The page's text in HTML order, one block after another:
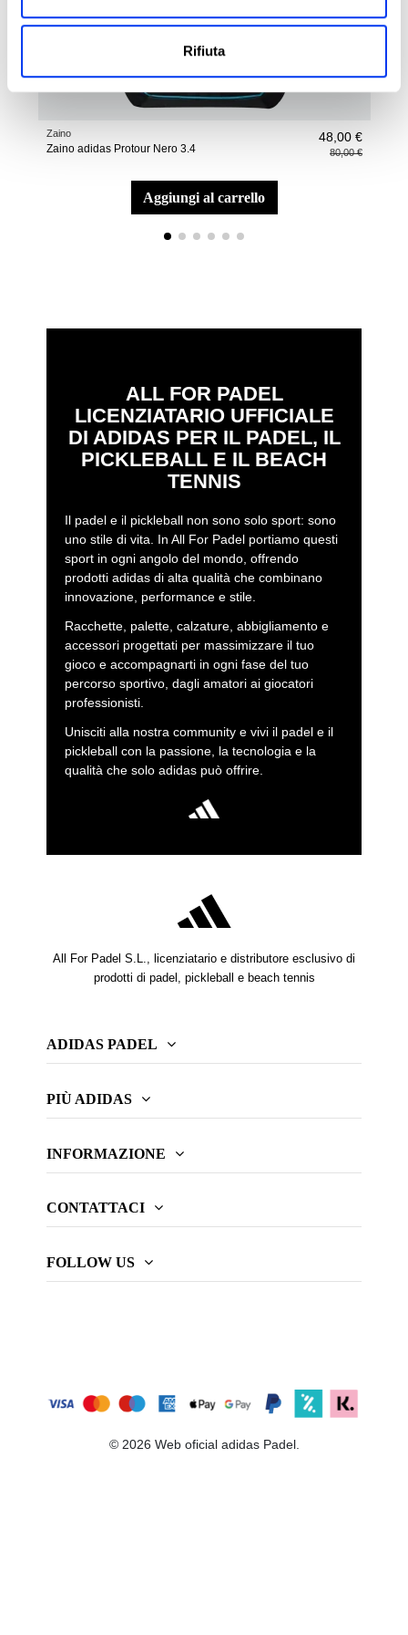
Rifiuta
Zaino
Zaino adidas Protour Nero 3.4
48,00 €
80,00 €
aggiungi al carrello
ALL FOR PADEL
LICENZIATARIO UFFICIALE
DI ADIDAS PER IL PADEL, IL
PICKLEBALL E IL BEACH
TENNIS
Il padel e il pickleball non sono solo sport: sono
uno stile di vita. In All For Padel portiamo questi
sport in ogni angolo del mondo, offrendo
prodotti adidas di alta qualità che combinano
innovazione, performance e stile.
Racchette, palette, calzature, abbigliamento e
accessori progettati per massimizzare il tuo
gioco e accompagnarti in ogni fase del tuo
percorso sportivo, dagli amatori ai giocatori
professionisti.
Unisciti alla nostra community e vivi il padel e il
pickleball con la passione, la tecnologia e la
qualità che solo adidas può offrire.
All For Padel S.L., licenziatario e distributore esclusivo di
prodotti di padel, pickleball e beach tennis
ADIDAS PADEL
PIÙ ADIDAS
INFORMAZIONE
CONTATTACI
FOLLOW US
© 2026 Web oficial adidas Padel.